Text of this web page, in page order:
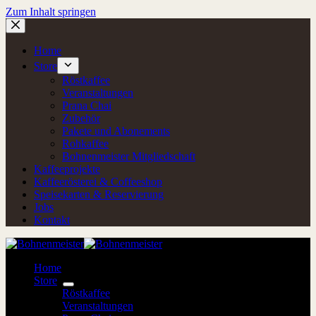
Zum Inhalt springen
Home
Store
Röstkaffee
Veranstaltungen
Prana Chai
Zubehör
Pakete und Abonements
Rohkaffee
Bohnenmeister Mitgliedschaft
Kaffeeprojekte
Kaffeerösterei & Coffeeshop
Speisekarten & Reservierung
Jobs
Kontakt
Home
Store
Röstkaffee
Veranstaltungen